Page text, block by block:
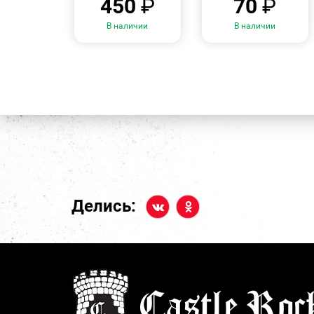
450 ₽
В наличии
70₽
В наличии
Делись: